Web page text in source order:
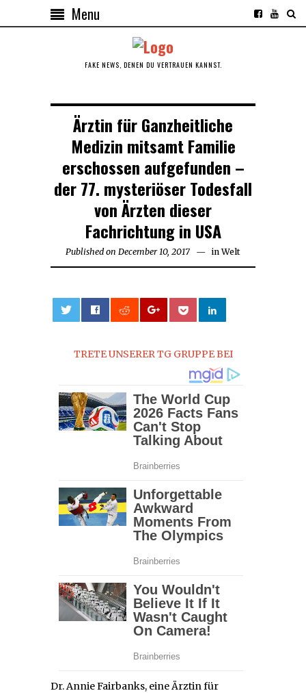
Menu
FAKE NEWS, DENEN DU VERTRAUEN KANNST.
Ärztin für Ganzheitliche
Medizin mitsamt Familie
erschossen aufgefunden –
der 77. mysteriöser Todesfall
von Ärzten dieser
Fachrichtung in USA
Published on December 10, 2017 December
in Welt
TRETE UNSERER TG GRUPPE BEI
Dr. Annie Fairbanks, eine Ärztin für